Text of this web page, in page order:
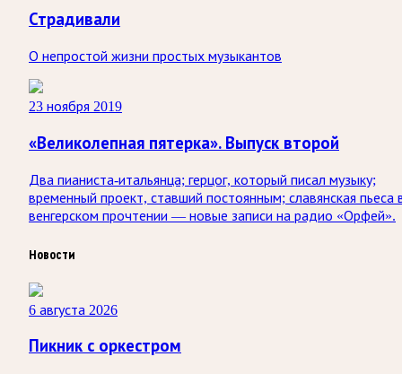
Страдивали
О непростой жизни простых музыкантов
23 ноября 2019
«Великолепная пятерка». Выпуск второй
Два пианиста-итальянца; герцог, который писал музыку;
временный проект, ставший постоянным; славянская пьеса
венгерском прочтении — новые записи на радио «Орфей».
Новости
6 августа 2026
Пикник с оркестром